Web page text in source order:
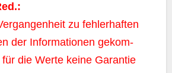
zu feh­ler­haf­ten
der Infor­ma­tio­nen gekom­
die Wer­te kei­ne Garan­tie